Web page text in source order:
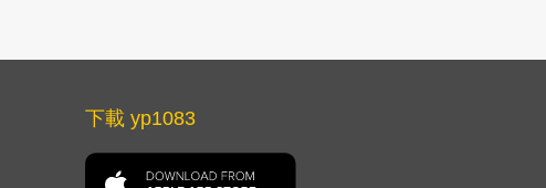
下載 yp1083